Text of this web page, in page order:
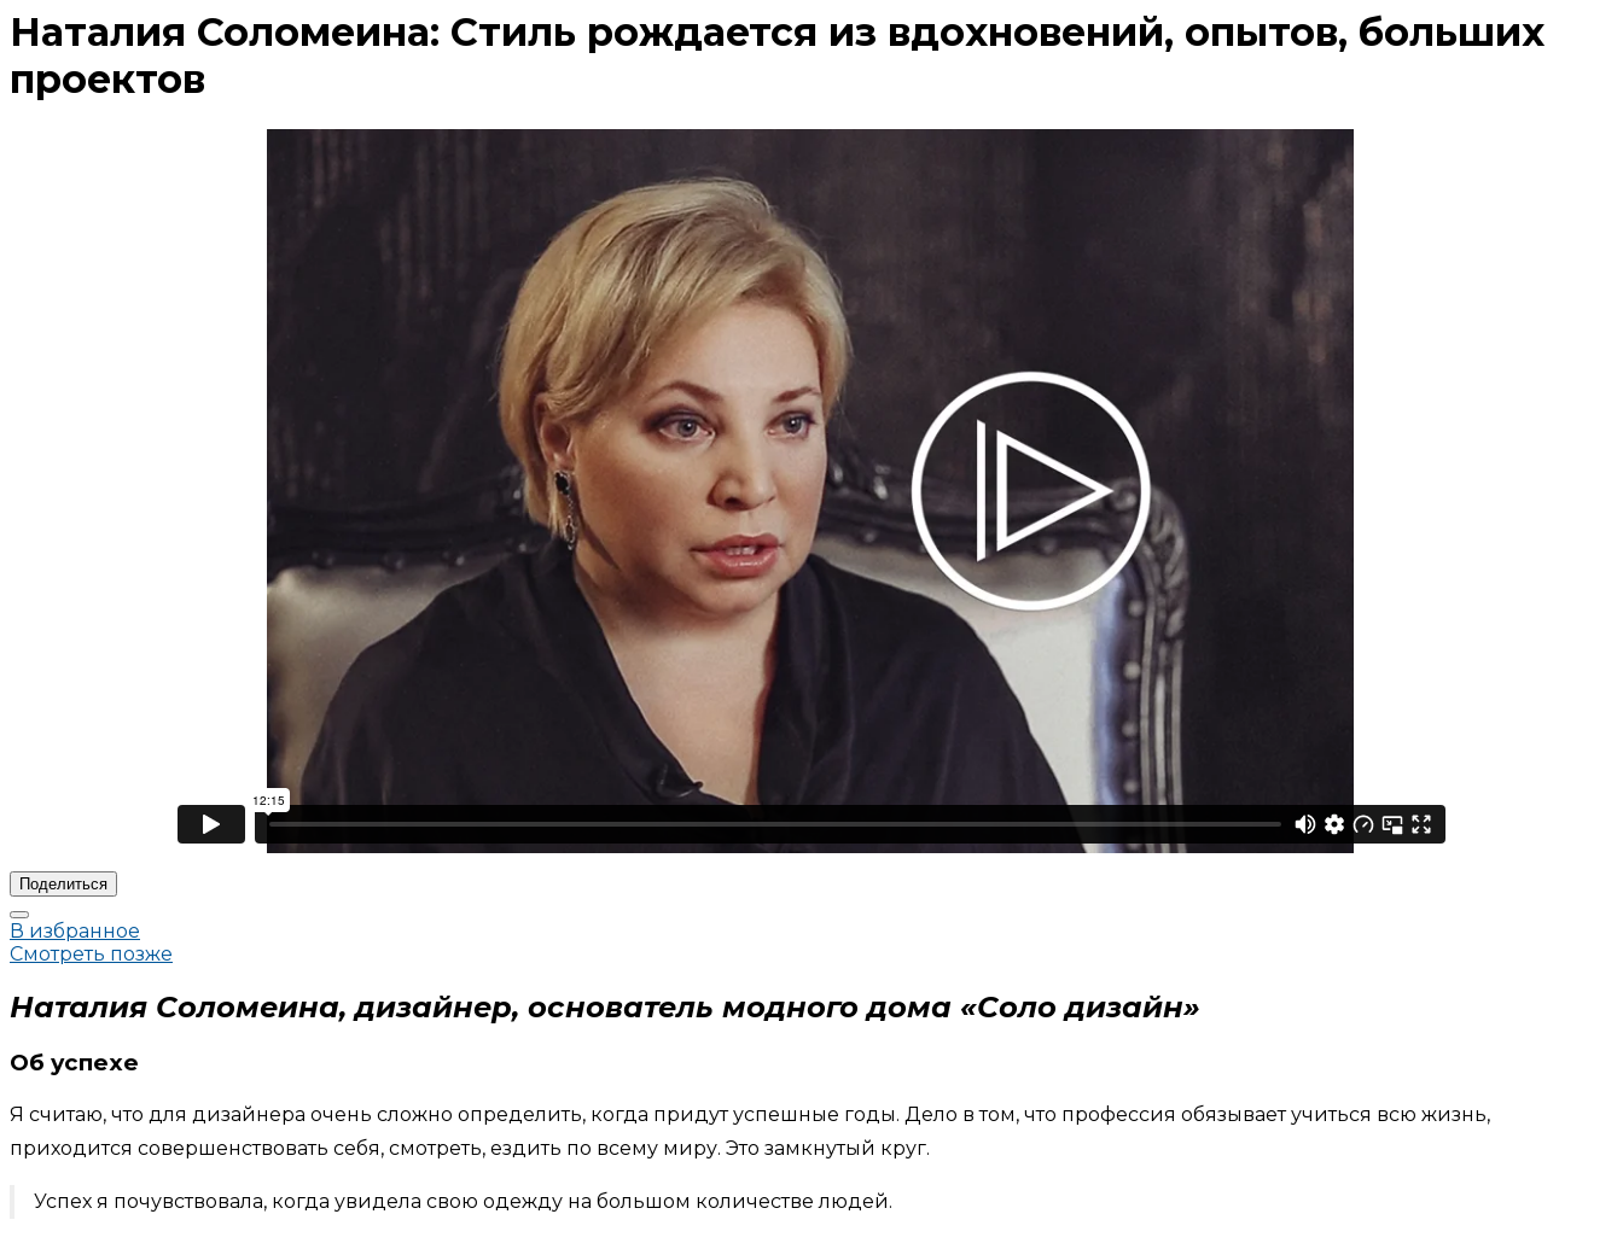
Наталия Соломеина: Стиль рождается из вдохновений, опытов, больших
проектов
Поделиться
В избранное
Смотреть позже
Наталия Соломеина, дизайнер, основатель модного дома «Соло дизайн»
Об успехе
Я считаю, что для дизайнера очень сложно определить, когда придут успешные годы. Дело в том, что профессия обязывает учиться всю жизнь,
приходится совершенствовать себя, смотреть, ездить по всему миру. Это замкнутый круг.
Успех я почувствовала, когда увидела свою одежду на большом количестве людей.